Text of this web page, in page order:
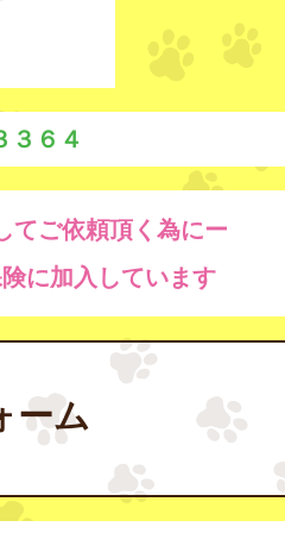
３６４
てご依頼頂く為にー
に加入しています
ーム